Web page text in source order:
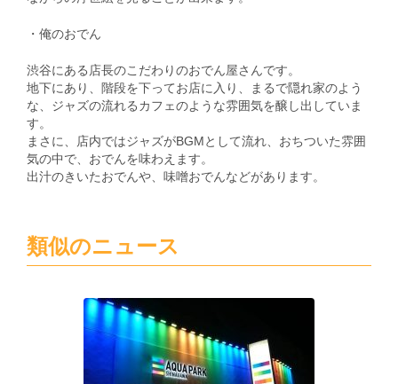
・俺のおでん
渋谷にある店長のこだわりのおでん屋さんです。
地下にあり、階段を下ってお店に入り、まるで隠れ家のよう
な、ジャズの流れるカフェのような雰囲気を醸し出していま
す。
まさに、店内ではジャズがBGMとして流れ、おちついた雰囲
気の中で、おでんを味わえます。
出汁のきいたおでんや、味噌おでんなどがあります。
類似のニュース